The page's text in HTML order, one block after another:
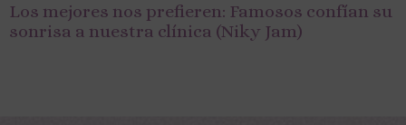
Los mejores nos prefieren: Famosos confían su
sonrisa a nuestra clínica (Niky Jam)